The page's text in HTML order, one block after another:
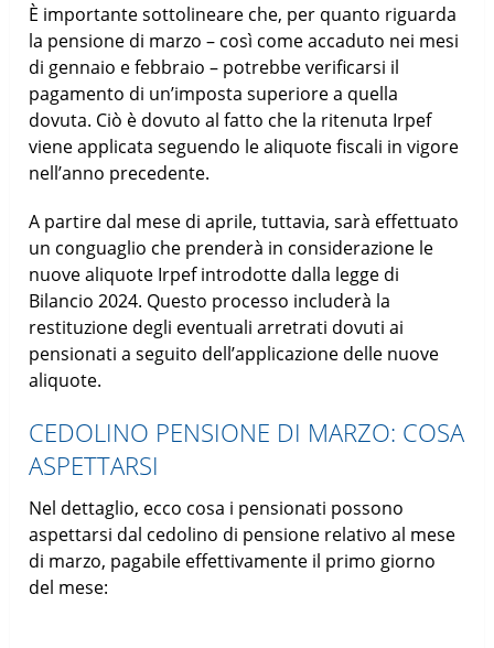
È importante sottolineare che, per quanto riguarda
la pensione di marzo – così come accaduto nei mesi
di gennaio e febbraio – potrebbe verificarsi il
pagamento di un’imposta superiore a quella
dovuta. Ciò è dovuto al fatto che la ritenuta Irpef
viene applicata seguendo le aliquote fiscali in vigore
nell’anno precedente.
A partire dal mese di aprile, tuttavia, sarà effettuato
un conguaglio che prenderà in considerazione le
nuove aliquote Irpef introdotte dalla legge di
Bilancio 2024. Questo processo includerà la
restituzione degli eventuali arretrati dovuti ai
pensionati a seguito dell’applicazione delle nuove
aliquote.
CEDOLINO PENSIONE DI MARZO: COSA
ASPETTARSI
Nel dettaglio, ecco cosa i pensionati possono
aspettarsi dal cedolino di pensione relativo al mese
di marzo, pagabile effettivamente il primo giorno
del mese: